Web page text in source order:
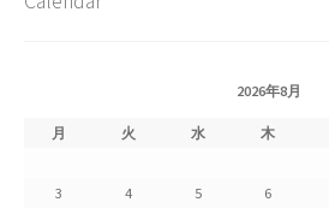
2026年8月
月 火 水 木
3
4 5 6